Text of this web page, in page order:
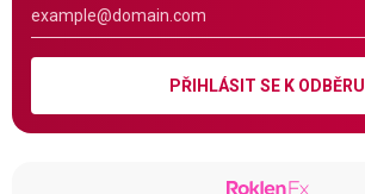
PŘIHLÁSIT SE K ODBĚRU